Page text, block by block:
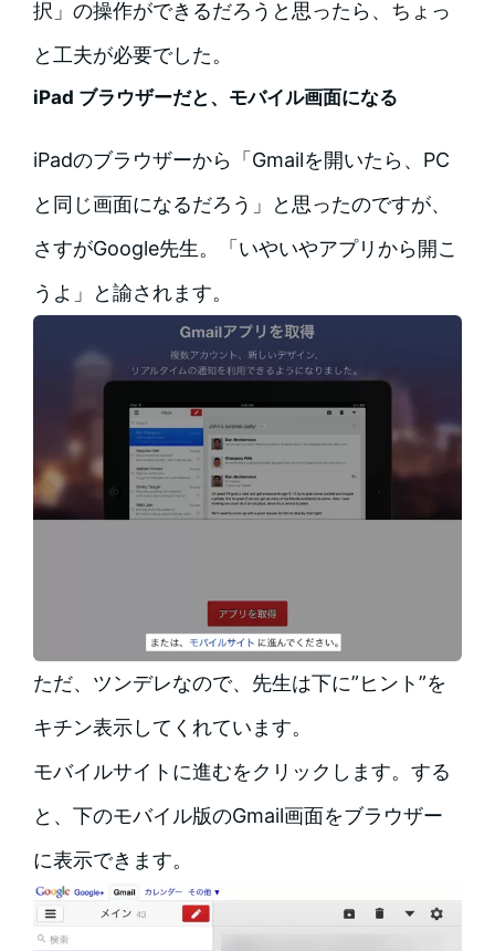
択」の操作ができるだろうと思ったら、ちょっ
と工夫が必要でした。
iPad ブラウザーだと、モバイル画面になる
iPadのブラウザーから「Gmailを開いたら、PC
と同じ画面になるだろう」と思ったのですが、
さすがGoogle先生。「いやいやアプリから開こ
うよ」と諭されます。
ただ、ツンデレなので、先生は下に”ヒント”を
キチン表示してくれています。
モバイルサイトに進むをクリックします。する
と、下のモバイル版のGmail画面をブラウザー
に表示できます。